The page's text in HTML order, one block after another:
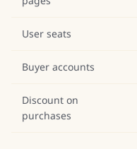
User seats
Buyer accounts
Discount on
purchases